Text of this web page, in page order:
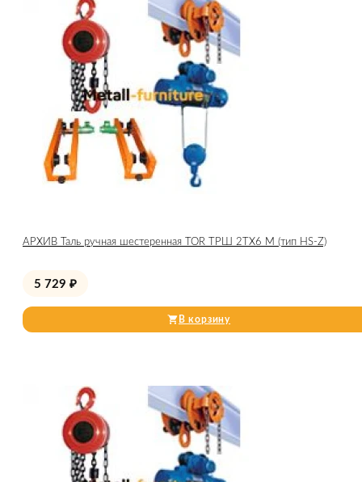
АРХИВ Таль ручная шестеренная TOR ТРШ 2ТХ6 М (тип HS-Z)
5 729 ₽
В корзину